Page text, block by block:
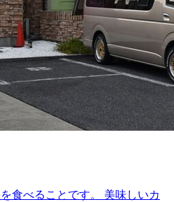
食べることです。 美味しいカ